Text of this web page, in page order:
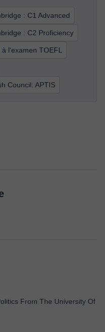
: C1 Advanced
: C2 Proficiency
l'examen TOEFL
Council: APTIS
From The University Of